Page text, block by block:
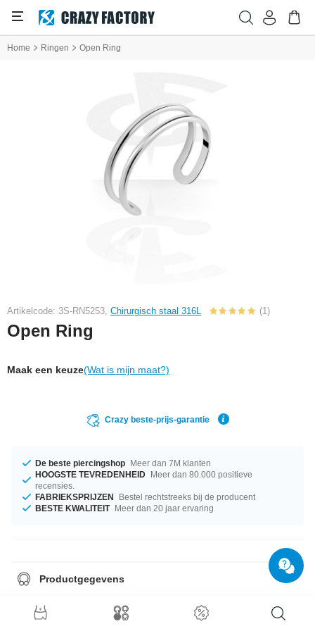
Home Ringen Open Ring
Artikelcode: 3S-RN5253, Chirurgisch staal 316L (1)
Open Ring
Maak een keuze(Wat is mijn maat?)
Crazy beste-prijs-garantie
De beste piercingshop Meer dan 7M klanten
HOOGSTE TEVREDENHEID Meer dan 80.000 positieve
recensies.
FABRIEKSPRIJZEN
Bestel rechtstreeks bij de producent
BESTE KWALITEIT Meer dan 20 jaar ervaring
Productgegevens
van 16 mm tot 20 mm. Bestel nu, dit mag je niet missen